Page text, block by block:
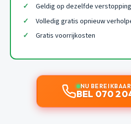
Geldig op dezelfde verstopping
Volledig gratis opnieuw
Gratis voorrijkosten
NU BEREIKBAAR
BEL 070